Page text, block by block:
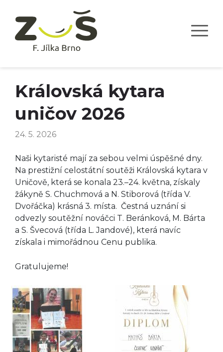
Královská kytara
uničov 2026
24. 5. 2026
Naši kytaristé mají za sebou velmi úspěšné dny.
Na prestižní celostátní soutěži Královská kytara v
Uničově, která se konala 23.–24. května, získaly
žákyně S. Chuchmová a N. Stiborová (třída V.
Dvořáčka) krásná 3. místa. Čestná uznání si
odvezly soutěžní nováčci T. Beránková, M. Bárta
a S. Švecová (třída L. Jandové), která navíc
získala i mimořádnou Cenu publika.
Gratulujeme!